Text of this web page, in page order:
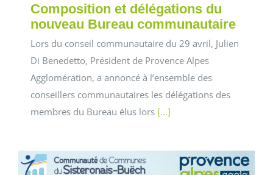
Composition et délégations du
nouveau Bureau communautaire
Lors du conseil communautaire du 29 avril, Julien
Di Benedetto, Président de Provence Alpes
Agglomération, a annoncé à l’ensemble des
conseillers communautaires les délégations des
membres du Bureau élus lors [...]